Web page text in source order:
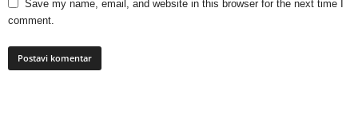
Save my name, email, and website in this browser for the next time I
comment.